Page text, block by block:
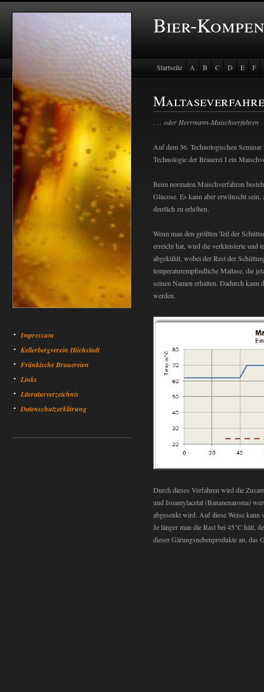
Bier-
Impressum
Kellerbergverein Höchstadt
Fränkische Brauereien
Links
Literaturverzeichnis
Datenschutzerklärung
Startseite A B C D E
F
. . . oder Herrmann-Maischverfahren
Auf dem 36. Technologischen
Technologie der Brauerei I ein
Beim normalen Maischverfahren
Glucose. Es kann aber erwünscht
deutlich zu erhöhen.
Wenn man den größten Teil der
erreicht hat, wird die verkleisterte und
abgekühlt, wobei der Rest der
temperaturempfindliche Maltase, die
seinen Namen erhalten. Dadurch
werden.
Durch dieses Verfahren wird die
und Isoamylacetat (Bananenaroma)
abgesenkt wird. Auf diese Weise
Je länger man die Rast bei 45°C hält,
dieser Gärungsnebenprodukte an,